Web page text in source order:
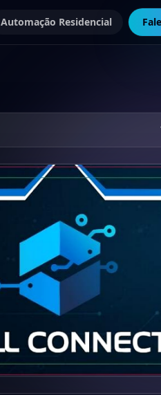
Automação Residencial